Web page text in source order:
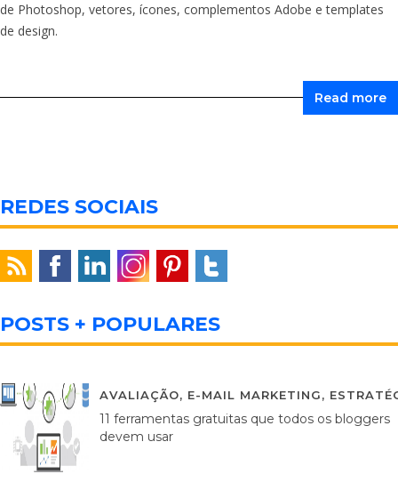
de Photoshop, vetores, ícones, complementos Adobe e templates
de design.
Read more
REDES SOCIAIS
POSTS + POPULARES
AVALIAÇÃO, E-MAIL MARKETING,
11 ferramentas gratuitas que todos os bloggers
devem usar